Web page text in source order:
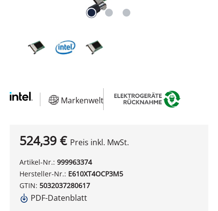
Markenwelt
524,39 € Preis inkl. MwSt.
Artikel-Nr.: 999963374
Hersteller-Nr.: E610XT4OCP3M5
GTIN: 5032037280617
PDF-Datenblatt